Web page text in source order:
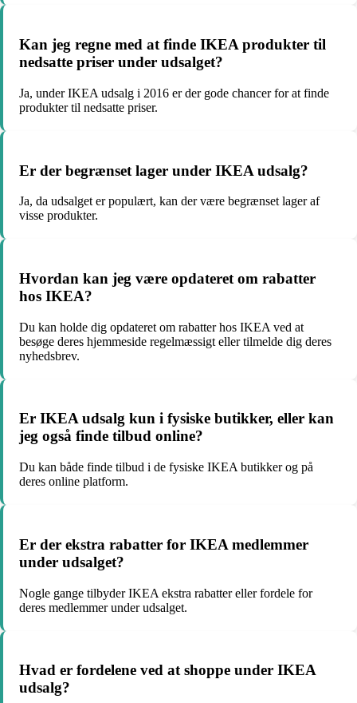
Kan jeg regne med at finde IKEA produkter til
nedsatte priser under udsalget?
Ja, under IKEA udsalg i 2016 er der gode chancer for at finde
produkter til nedsatte priser.
Er der begrænset lager under IKEA udsalg?
Ja, da udsalget er populært, kan der være begrænset lager af
visse produkter.
Hvordan kan jeg være opdateret om rabatter
hos IKEA?
Du kan holde dig opdateret om rabatter hos IKEA ved at
besøge deres hjemmeside regelmæssigt eller tilmelde dig deres
nyhedsbrev.
Er IKEA udsalg kun i fysiske butikker, eller kan
jeg også finde tilbud online?
Du kan både finde tilbud i de fysiske IKEA butikker og på
deres online platform.
Er der ekstra rabatter for IKEA medlemmer
under udsalget?
Nogle gange tilbyder IKEA ekstra rabatter eller fordele for
deres medlemmer under udsalget.
Hvad er fordelene ved at shoppe under IKEA
udsalg?